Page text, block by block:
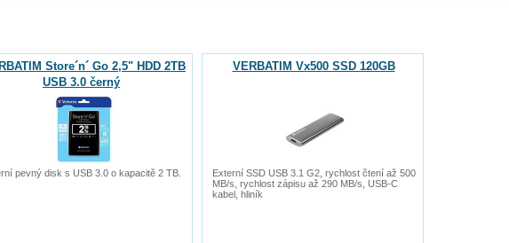
Store´n´ Go 2,5" HDD 2TB
USB 3.0 černý
pevný disk s USB 3.0 o kapacitě 2 TB.
VERBATIM Vx500 SSD 120GB
Externí SSD USB 3.1 G2, rychlost čtení až 500
MB/s, rychlost zápisu až 290 MB/s, USB-C
kabel, hliník